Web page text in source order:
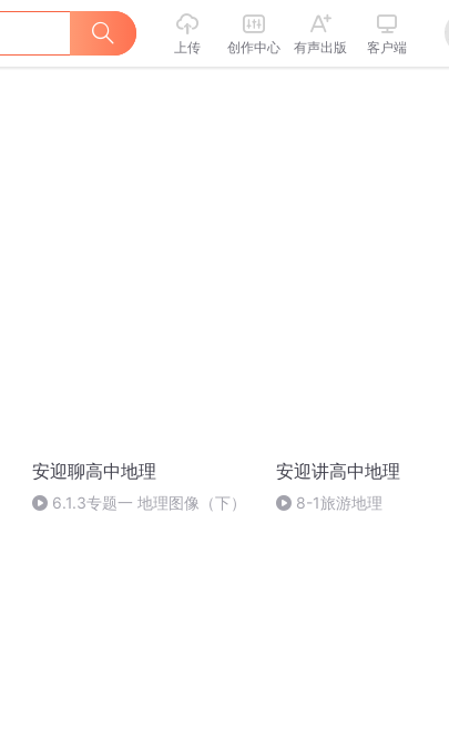
上传 创作中心 有声出版 客户端
安迎聊高中地理
6.1.3专题一 地理图像（下）
安迎讲高中地理
8-1旅游地理